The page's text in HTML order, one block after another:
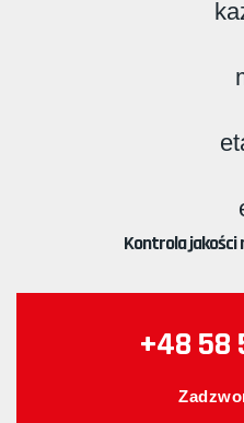
Kontrola jakości
+48 58